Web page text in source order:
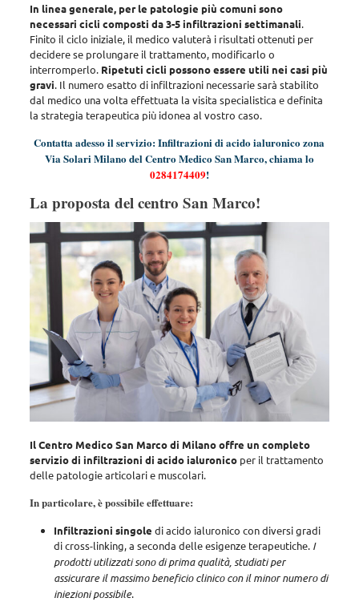
In linea generale, per le patologie più comuni sono
necessari cicli composti da 3-5 infiltrazioni settimanali.
Finito il ciclo iniziale, il medico valuterà i risultati ottenuti per
decidere se prolungare il trattamento, modificarlo o
interromperlo. Ripetuti cicli possono essere utili nei casi più
gravi. Il numero esatto di infiltrazioni necessarie sarà stabilito
dal medico una volta effettuata la visita specialistica e definita
la strategia terapeutica più idonea al vostro caso.
Contatta adesso il servizio: Infiltrazioni di acido ialuronico zona
Via Solari Milano del Centro Medico San Marco, chiama lo
0284174409!
La proposta del centro San Marco!
Il Centro Medico San Marco di Milano offre un completo
servizio di infiltrazioni di acido ialuronicoper il trattamento
delle patologie articolari e muscolari.
In particolare, è possibile effettuare:
Infiltrazioni singole di acido ialuronico con diversi gradi
di cross-linking, a seconda delle esigenze terapeutiche. I
prodotti utilizzati sono di prima qualità, studiati per
assicurare il massimo beneficio clinico con il minor numero di
iniezioni possibile.